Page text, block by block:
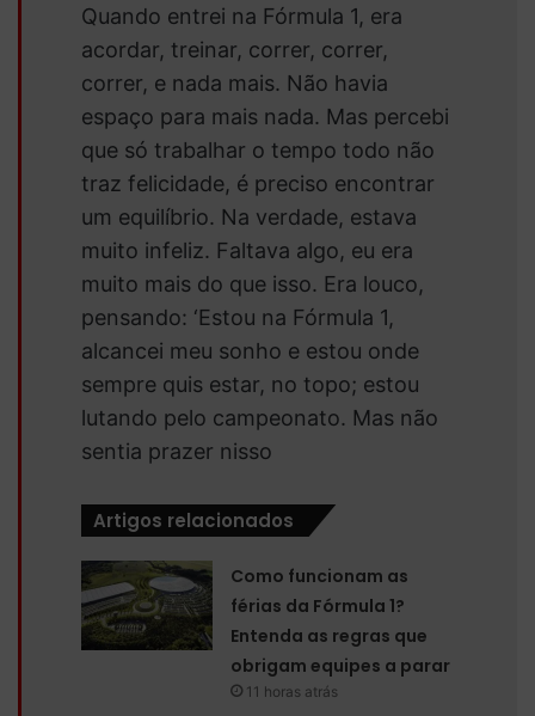
Quando entrei na Fórmula 1, era
acordar, treinar, correr, correr,
correr, e nada mais. Não havia
espaço para mais nada. Mas percebi
que só trabalhar o tempo todo não
traz felicidade, é preciso encontrar
um equilíbrio. Na verdade, estava
muito infeliz. Faltava algo, eu era
muito mais do que isso. Era louco,
pensando: ‘Estou na Fórmula 1,
alcancei meu sonho e estou onde
sempre quis estar, no topo; estou
lutando pelo campeonato. Mas não
sentia prazer nisso
Artigos relacionados
Como funcionam as
férias da Fórmula 1?
Entenda as regras que
obrigam equipes a parar
11 horas atrás